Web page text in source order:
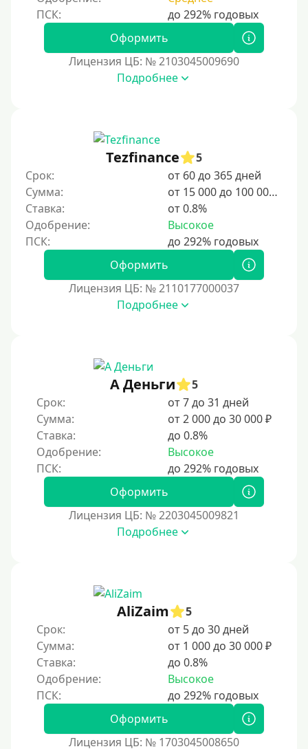
2 недели
15 дней
20 дней
21 день
На месяц
30 дней без процентов
4 месяца
5 месяцев
На полгода
180 дней
5 лет
Краткосрочные
Долгосрочные
Принятие решения
За 1 минуту
Оформить
Лицензия ЦБ: № 2103045009690
Подробнее
Tezfinance
5
Срок:
от 60 до 365 дней
Сумма:
от 15 000 до 100 000 ₽
Ставка:
от 0.8%
Одобрение:
Высокое
Оформить
Лицензия ЦБ: № 2110177000037
Подробнее
А Деньги
5
Срок:
от 7 до 31 дней
Сумма:
от 2 000 до 30 000 ₽
Ставка:
до 0.8%
Одобрение:
Высокое
Оформить
Лицензия ЦБ: № 2203045009821
Подробнее
AliZaim
5
Срок:
от 5 до 30 дней
Сумма:
от 1 000 до 30 000 ₽
Ставка:
до 0.8%
Одобрение:
Высокое
Оформить
Лицензия ЦБ: № 1703045008650